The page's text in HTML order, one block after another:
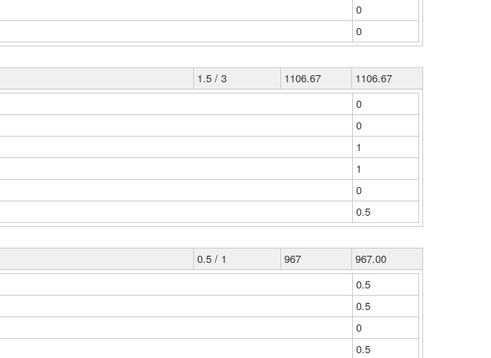
0
0
1.5 / 3 1106.67
1106.67
0
0
1
1
0
0.5
0.5 / 1 967
967.00
0.5
0.5
0
0.5